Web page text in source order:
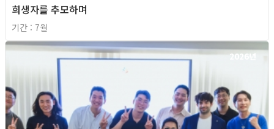
희생자를 추모하며
기간 : 7월
2026년